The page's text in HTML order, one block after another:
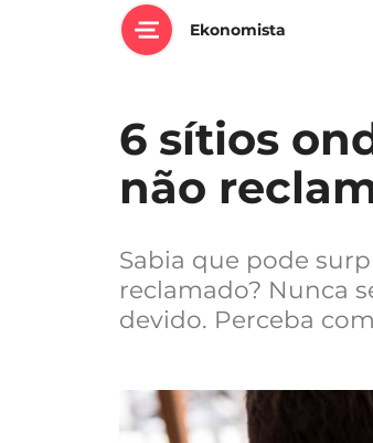
Ekonomista
6 sítios
não
Sabia que pode
reclamado? Nunca
devido. Perceba